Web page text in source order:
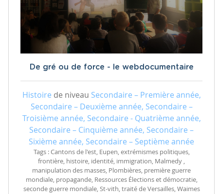
De gré ou de force - le webdocumentaire
Histoire de niveau Secondaire – Première année,
Secondaire – Deuxième année, Secondaire –
Troisième année, Secondaire - Quatrième année,
Secondaire – Cinquième année, Secondaire –
Sixième année, Secondaire – Septième année
Tags : Cantons de l'est, Eupen, extrémismes politiques,
frontière, histoire, identité, immigration, Malmedy ,
manipulation des masses, Plombières, première guerre
mondiale, propagande, Ressources Élections et démocratie,
seconde guerre mondiale, St-vith, traité de Versailles, Waimes